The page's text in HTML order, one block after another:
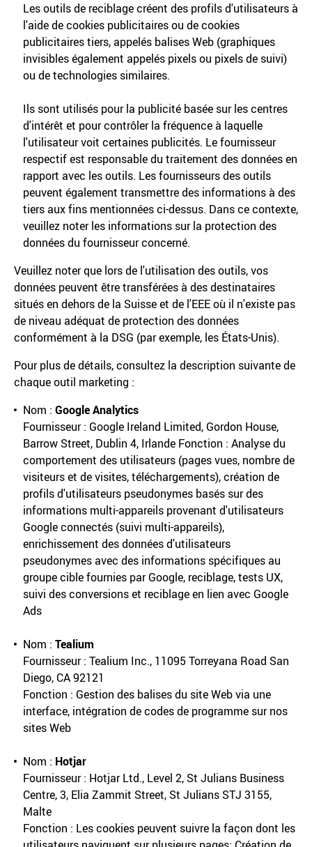
Les outils de reciblage créent des profils d'utilisateurs à
l'aide de cookies publicitaires ou de cookies
publicitaires tiers, appelés balises Web (graphiques
invisibles également appelés pixels ou pixels de suivi)
ou de technologies similaires.
Ils sont utilisés pour la publicité basée sur les centres
d'intérêt et pour contrôler la fréquence à laquelle
l'utilisateur voit certaines publicités. Le fournisseur
respectif est responsable du traitement des données en
rapport avec les outils. Les fournisseurs des outils
peuvent également transmettre des informations à des
tiers aux fins mentionnées ci-dessus. Dans ce contexte,
veuillez noter les informations sur la protection des
données du fournisseur concerné.
Veuillez noter que lors de l'utilisation des outils, vos
données peuvent être transférées à des destinataires
situés en dehors de la Suisse et de l'EEE où il n'existe pas
de niveau adéquat de protection des données
conformément à la DSG (par exemple, les États-Unis).
Pour plus de détails, consultez la description suivante de
chaque outil marketing :
Nom : Google Analytics
Fournisseur : Google Ireland Limited, Gordon House,
Barrow Street, Dublin 4, Irlande Fonction : Analyse du
comportement des utilisateurs (pages vues, nombre de
visiteurs et de visites, téléchargements), création de
profils d'utilisateurs pseudonymes basés sur des
informations multi-appareils provenant d'utilisateurs
Google connectés (suivi multi-appareils),
enrichissement des données d'utilisateurs
pseudonymes avec des informations spécifiques au
groupe cible fournies par Google, reciblage, tests UX,
suivi des conversions et reciblage en lien avec Google
Ads
Nom : Tealium
Fournisseur : Tealium Inc., 11095 Torreyana Road San
Diego, CA 92121
Fonction : Gestion des balises du site Web via une
interface, intégration de codes de programme sur nos
sites Web
Nom : Hotjar
Fournisseur : Hotjar Ltd., Level 2, St Julians Business
Centre, 3, Elia Zammit Street, St Julians STJ 3155,
Malte
Fonction : Les cookies peuvent suivre la façon dont les